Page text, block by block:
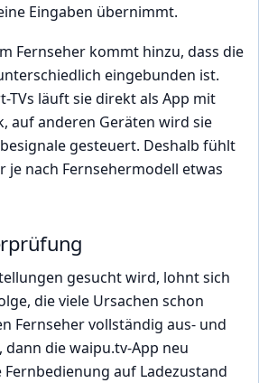
Eingaben übernimmt.
Fernseher kommt hinzu, dass die
eingebunden ist.
TVs läuft sie direkt als App mit
auf anderen Geräten wird sie
gesteuert. Deshalb fühlt
je nach Fernsehermodell etwas
gesucht wird, lohnt sich
die viele Ursachen schon
Fernseher vollständig aus- und
die waipu.tv-App neu
auf Ladezustand